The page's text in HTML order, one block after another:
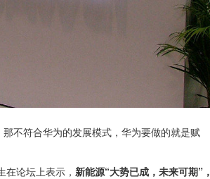
不符合华为的发展模式，华为要做的就是赋
论坛上表示， 新能源“大势已成，未来可期”，